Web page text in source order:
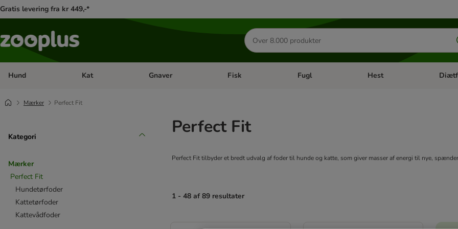
Gratis levering fra kr 449,-*
Søg
efter
produkter
Hund Åben kategori menu: Hund
Kat Åben kategori menu: Kat
Gnaver Åben kategori menu: Gnaver
Fisk Åben kategori menu: Fisk
Fugl Åben kategori menu: Fugl
Hest Åben
Mærker Perfect Fit
Kategori
Mærker
Perfect Fit
Hundetørfoder
Kattetørfoder
Kattevådfoder
Perfect Fit
Perfect Fit tilbyder et bredt udvalg af foder til hunde og katte, som giver masser af energi til nye,
1 - 48 af 89 resultater